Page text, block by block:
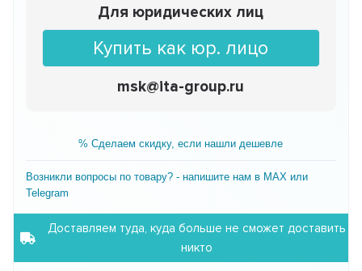
Для юридических лиц
Купить как юр. лицо
msk@ita-group.ru
% Сделаем скидку, если нашли дешевле
Возникли вопросы по товару? - напишите нам в MAX или
Telegram
Доставляем туда, куда больше не сможет доставить
никто